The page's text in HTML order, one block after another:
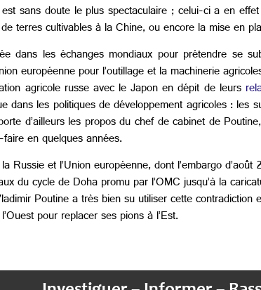
sans doute le plus spectaculaire ; celui-ci a en
terres cultivables à la Chine, ou encore la mise en
dans les échanges mondiaux pour prétendre se
européenne pour l’outillage et la machinerie
agricole russe avec le Japon en dépit de leurs
dans les politiques de développement agricoles :
d’ailleurs les propos du chef de cabinet de
en quelques années.
Russie et l’Union européenne, dont l’embargo
du cycle de Doha promu par l’OMC jusqu’à la
Poutine a très bien su utiliser cette
pour replacer ses pions à l’Est.